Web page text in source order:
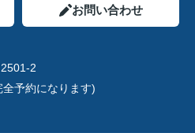
お問い合わせ
2
予約になります)